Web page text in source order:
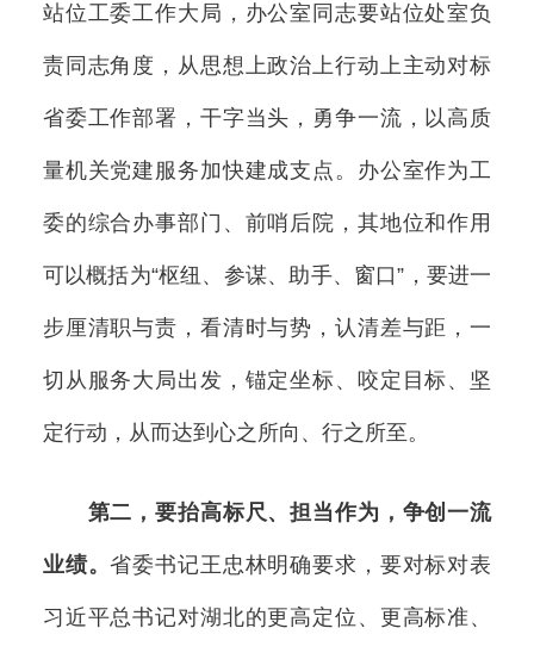
站位工委工作大局，办公室同志要站位处室负
责同志角度，从思想上政治上行动上主动对标
省委工作部署，干字当头，勇争一流，以高质
量机关党建服务加快建成支点。办公室作为工
委的综合办事部门、前哨后院，其地位和作用
可以概括为“枢纽、参谋、助手、窗口”，要进一
步厘清职与责，看清时与势，认清差与距，一
切从服务大局出发，锚定坐标、咬定目标、坚
定行动，从而达到心之所向、行之所至。
第二，要抬高标尺、担当作为，争创一流
业绩。省委书记王忠林明确要求，要对标对表
习近平总书记对湖北的更高定位、更高标准、